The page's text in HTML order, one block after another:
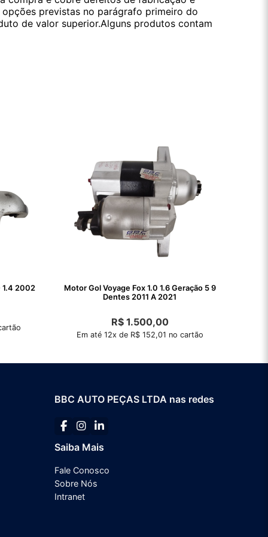
previstas no parágrafo primeiro do
de valor superior.Alguns produtos contam
1.4 2002
Motor Gol Voyage Fox 1.0 1.6 Geração 5 9
Dentes 2011 A 2021
R$1.500,00
Em até 12x de R$ 152,01 no cartão
BBC AUTO PEÇAS LTDA nas redes
Saiba Mais
Fale Conosco
Sobre Nós
Intranet